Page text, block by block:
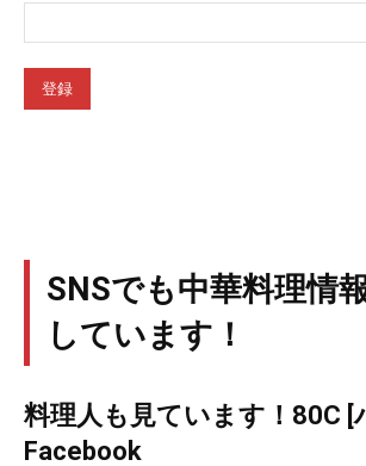
SNSでも中華料理情
しています！
料理人も見ています！80C [
Facebook